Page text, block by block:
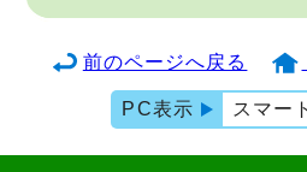
前のページへ戻る
PC表示 スマー